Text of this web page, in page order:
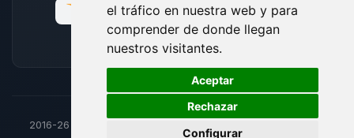
el tráfico en nuestra web y para
comprender de donde llegan
nuestros visitantes.
Aceptar
Rechazar
Configurar
2016-26
🍪